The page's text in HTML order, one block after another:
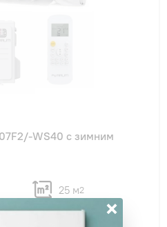
WS40 с зимним
25 м2
×